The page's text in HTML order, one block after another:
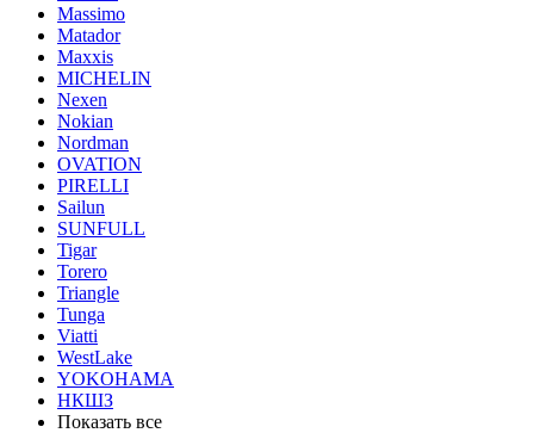
Massimo
Matador
Maxxis
MICHELIN
Nexen
Nokian
Nordman
OVATION
PIRELLI
Sailun
SUNFULL
Tigar
Torero
Triangle
Tunga
Viatti
WestLake
YOKOHAMA
НКШЗ
Показать все